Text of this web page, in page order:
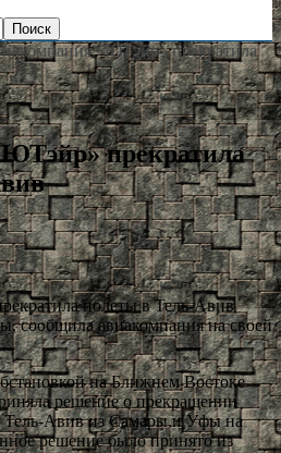
«ЮТэйр» прекратила
прекратила
полеты в Тель-Авив
сообщила авиакомпания на своей
на Ближнем Востоке
решение о прекращении
Тель-Авив из Самары и Уфы на
решение было принято из